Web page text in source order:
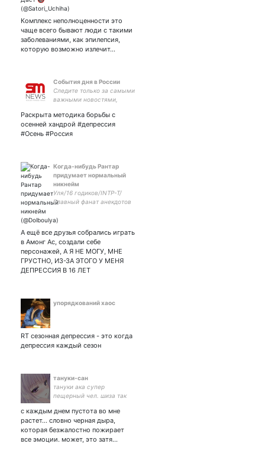
Комплекс неполноценности это
чаще всего бывают люди с такими
заболеваниями, как эпилепсия,
которую возможно излечит…
Cобытия дня в России
Следите только за самыми
важными новостями,
эксклюзив ИА SM News
Раскрыта методика борьбы с
осенней хандрой #депрессия
#Осень #Россия
Когда-нибудь Рантар
придумает нормальный
никнейм
Уля/16 годиков/INTP-T/
Главный фанат анекдотов
А ещё все друзья собрались играть
в Амонг Ас, создали себе
персонажей, А Я НЕ МОГУ, МНЕ
ГРУСТНО, ИЗ-ЗА ЭТОГО У МЕНЯ
ДЕПРЕССИЯ В 16 ЛЕТ
упорядкований хаос
RT сезонная депрессия - это когда
депрессия каждый сезон
тануки-сан
тануки ака супер
пещерный чел. шиза так
разговаривать сам с собой
тут.
с каждым днем пустота во мне
растет... словно черная дыра,
которая безжалостно пожирает
все эмоции. может, это затя…